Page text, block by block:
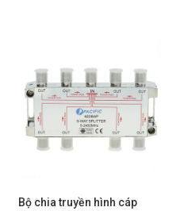
Bộ chia truyền hình cáp